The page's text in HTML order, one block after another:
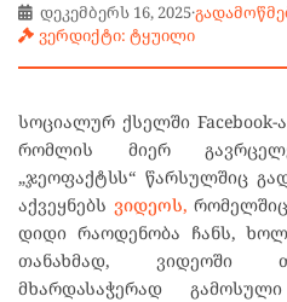
დეკემბერს 16, 2025·
ვერდიქტი: ტყუილი
სოციალურ ქსელში Facebook-
რომლის მიერ
„ჯეოფაქტსს“ წარსულშიც
აქვეყნებს ვიდეოს,
დიდი რაოდენობა ჩანს,
თანახმად, ვიდეოში
მხარდასაჭერად